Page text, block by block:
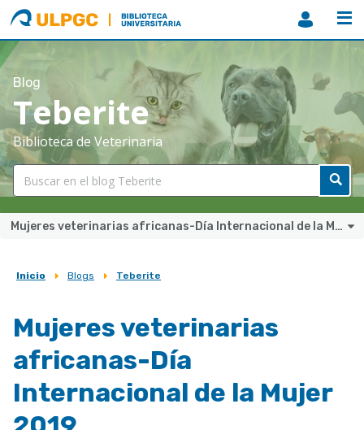
ULPGC
Biblioteca
ULPGC
Blog
Teberite
Biblioteca de Veterinaria
Mujeres veterinarias africanas-Día Internacional de la Mujer 2019
Sobrescribir
de
ayuda
a
la
Inicio Blogs Teberite
Mujeres veterinarias
africanas-Día
Internacional de la Mujer